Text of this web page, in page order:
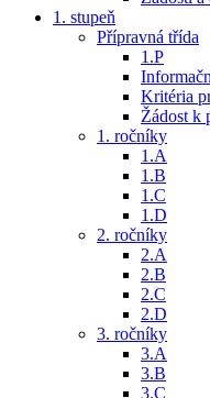
1. stupeň
Přípravná třída
1.P
Kritéria
Žádost k
1. ročníky
1.A
1.B
1.C
1.D
2. ročníky
2.A
2.B
2.C
2.D
3. ročníky
3.A
3.B
3.C